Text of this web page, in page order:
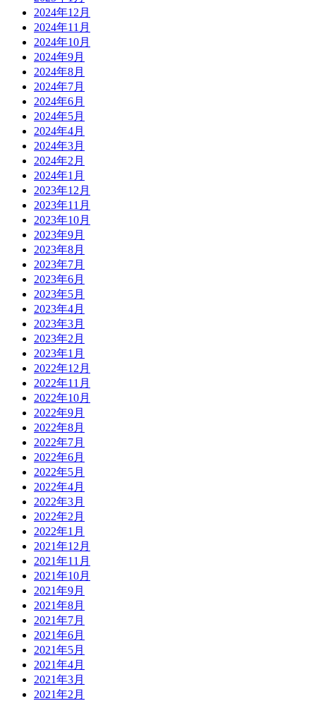
2024年12月
2024年11月
2024年10月
2024年9月
2024年8月
2024年7月
2024年6月
2024年5月
2024年4月
2024年3月
2024年2月
2024年1月
2023年12月
2023年11月
2023年10月
2023年9月
2023年8月
2023年7月
2023年6月
2023年5月
2023年4月
2023年3月
2023年2月
2023年1月
2022年12月
2022年11月
2022年10月
2022年9月
2022年8月
2022年7月
2022年6月
2022年5月
2022年4月
2022年3月
2022年2月
2022年1月
2021年12月
2021年11月
2021年10月
2021年9月
2021年8月
2021年7月
2021年6月
2021年5月
2021年4月
2021年3月
2021年2月